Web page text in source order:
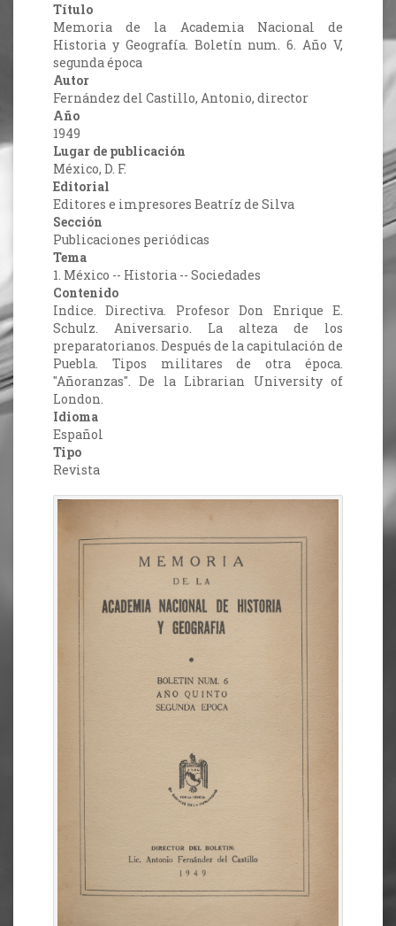
Título
Memoria de la Academia Nacional de
Historia y Geografía. Boletín num. 6. Año V,
segunda época
Autor
Fernández del Castillo, Antonio, director
Año
1949
Lugar de publicación
México, D. F.
Editorial
Editores e impresores Beatríz de Silva
Sección
Publicaciones periódicas
Tema
1. México -- Historia -- Sociedades
Contenido
Indice. Directiva. Profesor Don Enrique E.
Schulz. Aniversario. La alteza de los
preparatorianos. Después de la capitulación de
Puebla. Tipos militares de otra época.
"Añoranzas". De la Librarian University of
London.
Idioma
Español
Tipo
Revista